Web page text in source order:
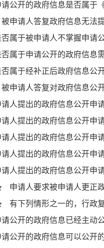
请公开的政府信息是否属于
申请人答复政府信息无法提
否属于被申请人不掌握申请
否属于申请公开的政府信息
否属于经补正后政府信息公
申请人答复对政府信息公开
请人提出的政府信息公开申
请人提出的政府信息公开申
请人提出的政府信息公开申
请人提出的政府信息公开申
请人提出的政府信息公开申
申请人要求被申请人更正政
有下列情形之一的，行政复
请公开的政府信息已经主动
请公开的政府信息可以公开